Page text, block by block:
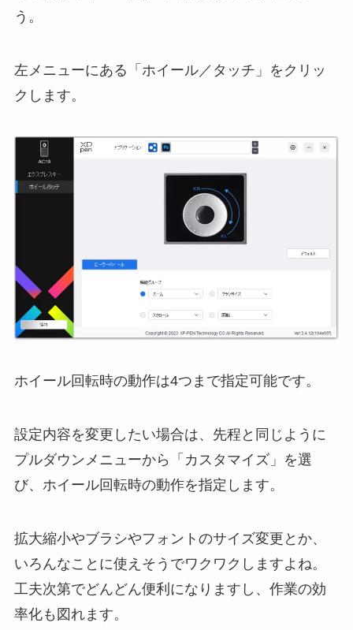
う。
左メニューにある「ホイール／タッチ」をクリッ
クします。
ホイール回転時の動作は4つまで指定可能です。
設定内容を変更したい場合は、先程と同じように
プルダウンメニューから「カスタマイズ」を選
び、ホイール回転時の動作を指定します。
拡大縮小やブラシやフォントのサイズ変更とか、
いろんなことに使えそうでワクワクしますよね。
工夫次第でどんどん便利になりますし、作業の効
率化も図れます。